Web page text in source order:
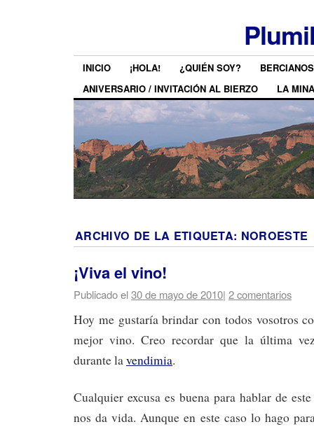
INICIO ¡HOLA! ¿QUIÉN SOY?
ANIVERSARIO / INVITACIÓN AL BIERZO
LA MINA
ARCHIVO DE LA ETIQUETA: NOROESTE
¡Viva el vino!
Publicado el30 de mayo de 2010| 2 comentarios
Hoy me gustaría brindar con todos vosotros
mejor vino. Creo recordar que la última
durante lavendimia.
Cualquier excusa es buena para hablar de
nos da vida. Aunque en este caso lo hago